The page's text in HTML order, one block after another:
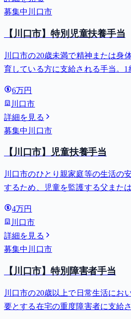
募集中 川口市
【川口市】特別児童扶養手当
川口市の20歳未満で精神または身
育している方に支給される手当。1
6万円
川口市
詳細を見る
募集中 川口市
【川口市】児童扶養手当
川口市のひとり親家庭等の生活の
するため、児童を監護する父また
4万円
川口市
詳細を見る
募集中 川口市
【川口市】特別障害者手当
川口市の20歳以上で日常生活にお
要とする在宅の重度障害者に支給